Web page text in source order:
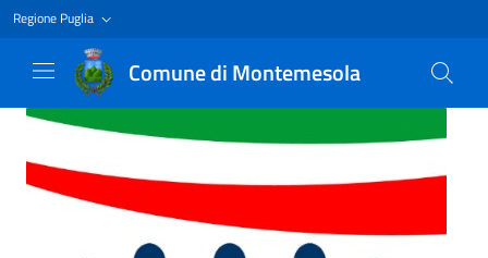
Regione Puglia
Comune di Montemesola
Homepage